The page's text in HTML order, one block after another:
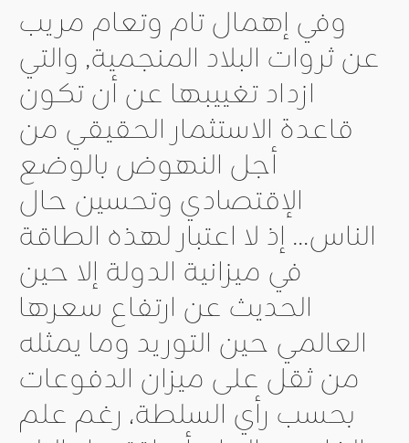
وفي إهمال تام وتعام مريب
عن ثروات البلاد المنجمية, والتي
ازداد تغييبها عن أن تكون
قاعدة الاستثمار الحقيقي من
أجل النهوض بالوضع
الإقتصادي وتحسين حال
الناس… إذ لا اعتبار لهذه الطاقة
في ميزانية الدولة إلا حين
الحديث عن ارتفاع سعرها
العالمي حين التوريد وما يمثله
من ثقل على ميزان الدفوعات
بحسب رأي السلطة، رغم علم